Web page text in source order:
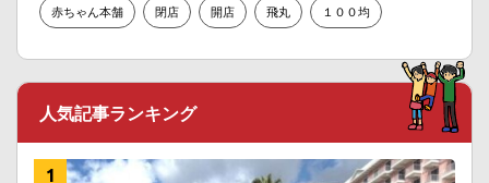
赤ちゃん本舗 閉店 開店 飛丸 １００均
人気記事ランキング